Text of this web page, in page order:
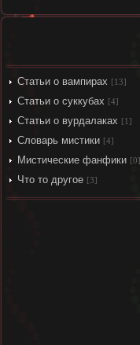
Статьи о вампирах [13]
Статьи о суккубах [4]
Статьи о вурдалаках [1]
Словарь мистики [4]
Мистические фанфики [0]
Что то другое [3]